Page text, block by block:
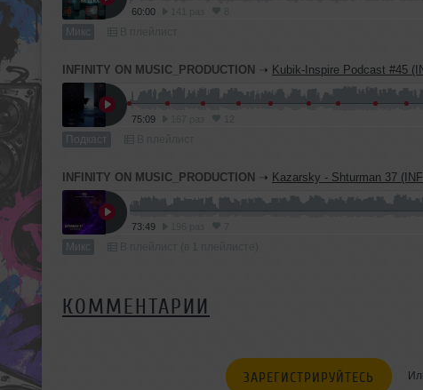
60:00
Микс
INFINITY ON MUSIC_PRODUCTION ➝ Kubik-Inspire Podcast #45 (INFINITY ON MUSIC
75:09
Подкаст
INFINITY ON MUSIC_PRODUCTION ➝ Kazarsky - Shturman 37 (INFINITY ON MUSIC
73:49
Микс
КОММЕНТАРИИ
ЗАРЕГИСТРИРУЙТЕСЬ